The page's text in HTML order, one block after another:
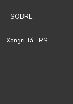
SOBRE
- Xangri-lá - RS